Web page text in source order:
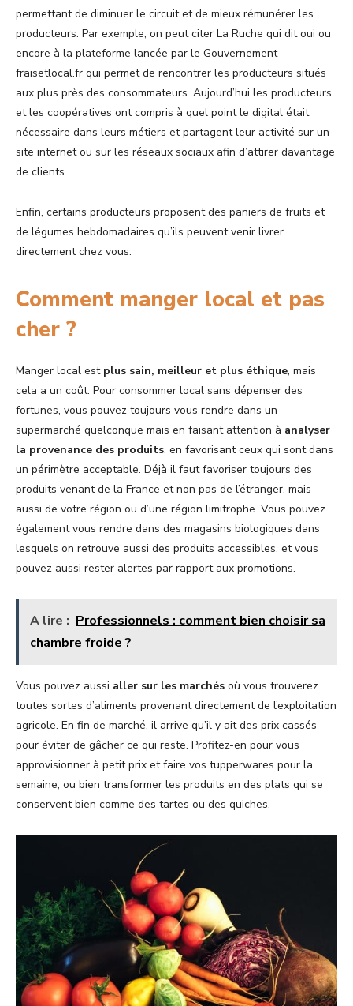
permettant de diminuer le circuit et de mieux rémunérer les
producteurs. Par exemple, on peut citer La Ruche qui dit oui ou
encore à la plateforme lancée par le Gouvernement
fraisetlocal.fr qui permet de rencontrer les producteurs situés
aux plus près des consommateurs. Aujourd’hui les producteurs
et les coopératives ont compris à quel point le digital était
nécessaire dans leurs métiers et partagent leur activité sur un
site internet ou sur les réseaux sociaux afin d’attirer davantage
de clients.
Enfin, certains producteurs proposent des paniers de fruits et
de légumes hebdomadaires qu’ils peuvent venir livrer
directement chez vous.
Comment manger local et pas
cher ?
Manger local est plus sain, meilleur et plus éthique, mais
cela a un coût. Pour consommer local sans dépenser des
fortunes, vous pouvez toujours vous rendre dans un
supermarché quelconque mais en faisant attention à analyser
la provenance des produits, en favorisant ceux qui sont dans
un périmètre acceptable. Déjà il faut favoriser toujours des
produits venant de la France et non pas de l’étranger, mais
aussi de votre région ou d’une région limitrophe. Vous pouvez
également vous rendre dans des magasins biologiques dans
lesquels on retrouve aussi des produits accessibles, et vous
pouvez aussi rester alertes par rapport aux promotions.
A lire : Professionnels : comment bien choisir sa
chambre froide ?
Vous pouvez aussi aller sur les marchés où vous trouverez
toutes sortes d’aliments provenant directement de l’exploitation
agricole. En fin de marché, il arrive qu’il y ait des prix cassés
pour éviter de gâcher ce qui reste. Profitez-en pour vous
approvisionner à petit prix et faire vos tupperwares pour la
semaine, ou bien transformer les produits en des plats qui se
conservent bien comme des tartes ou des quiches.